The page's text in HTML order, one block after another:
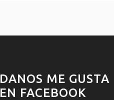
DANOS ME GUSTA
EN FACEBOOK